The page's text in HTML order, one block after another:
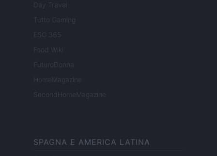
Day Travel
Tutto Gaming
ESG 365
Food Wiki
FuturoDonna
HomeMagazine
SecondHomeMagazine
SPAGNA E AMERICA LATINA